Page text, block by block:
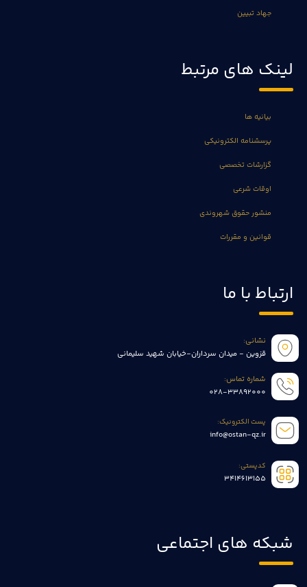
جهاد تبیین
لینک های مرتبط
بیانیه ها
پرسشنامه الکترونیکی
گزارشات تخصصی
اوقات شرعی
منشور حقوق شهروندی
قوانین و مقررات
ارتباط با ما
نشانی:
قزوین - میدان سرداران-خیابان شهید سلیمانی
شماره تماس:
028-33892000
پست الکترونیک:
info@ostan-qz.ir
کدپستی:
3414613155
شبکه های اجتماعی